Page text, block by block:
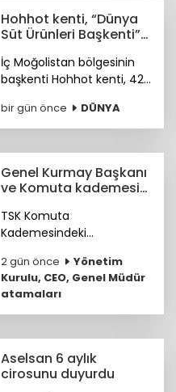
hedefliyoruz.
Hohhot kenti, “Dünya
Süt Ürünleri Başkenti”
İç Moğolistan bölgesinin
başkenti Hohhot kenti, 42
büyüklüğündeki süt
ürünleri sektörüyle “Dünya
ünvanını kazandı.
bir gün önce DÜNYA
Genel Kurmay Başkanı
ve Komuta kademesi
TSK Komuta
Kademesindeki
haberimizde...
2 gün önce
Yönetim
Kurulu, CEO, Genel Müdür
atamaları
Aselsan 6 aylık
cirosunu duyurdu